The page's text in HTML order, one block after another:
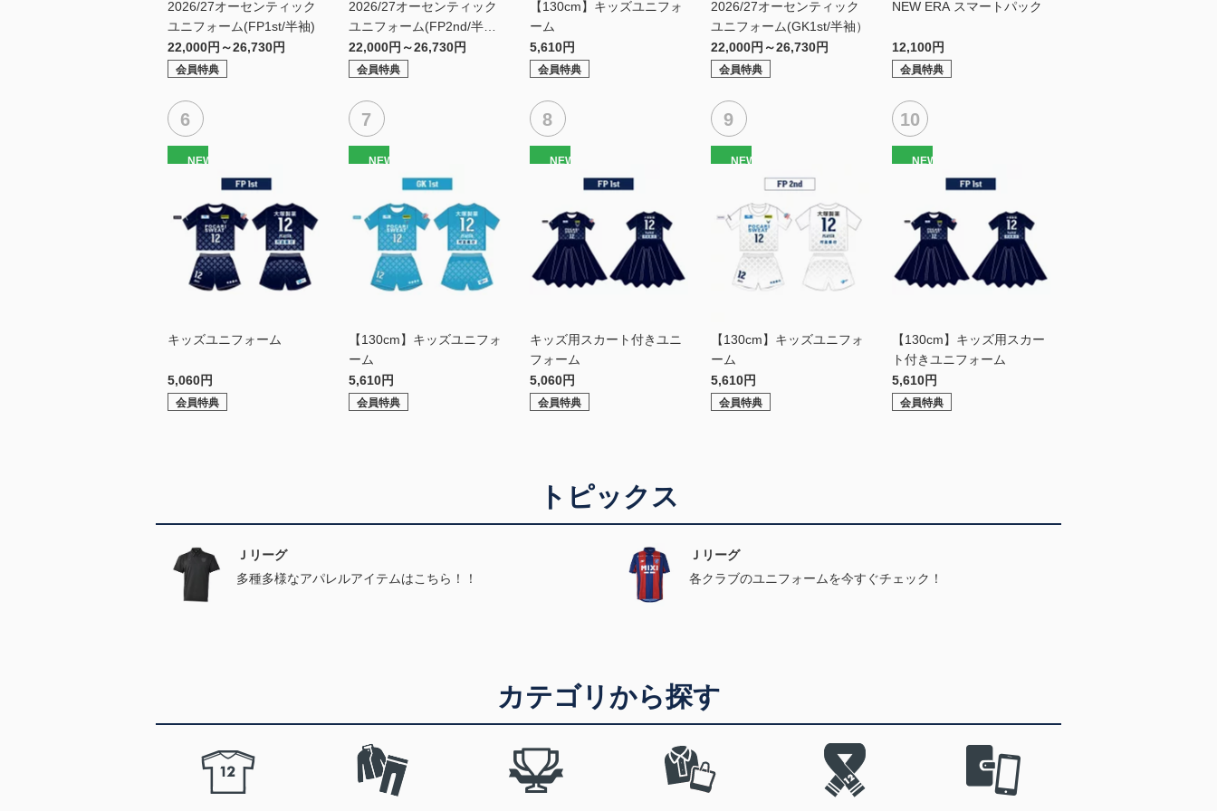
2026/27オーセンティック
ユニフォーム(FP1st/半袖)
22,000円～26,730円
会員特典
2026/27オーセンティック
ユニフォーム(FP2nd/半
袖）
22,000円～26,730円
会員特典
【130cm】キッズユニフォ
ーム
5,610円
会員特典
2026/27オーセンティック
ユニフォーム(GK1st/半袖）
22,000円～26,730円
会員特典
NEW ERA スマートパック
12,100円
会員特典
NEW
キッズユニフォーム
5,060円
会員特典
NEW
【130cm】キッズユニフォ
ーム
5,610円
会員特典
NEW
キッズ用スカート付きユニ
フォーム
5,060円
会員特典
NEW
【130cm】キッズユニフォ
ーム
5,610円
会員特典
NEW
【130cm】キッズ用スカー
ト付きユニフォーム
5,610円
会員特典
トピックス
Ｊリーグ
多種多様なアパレルアイテムはこちら！！
Ｊリーグ
各クラブのユニフォームを今すぐチェック！
カテゴリから探す